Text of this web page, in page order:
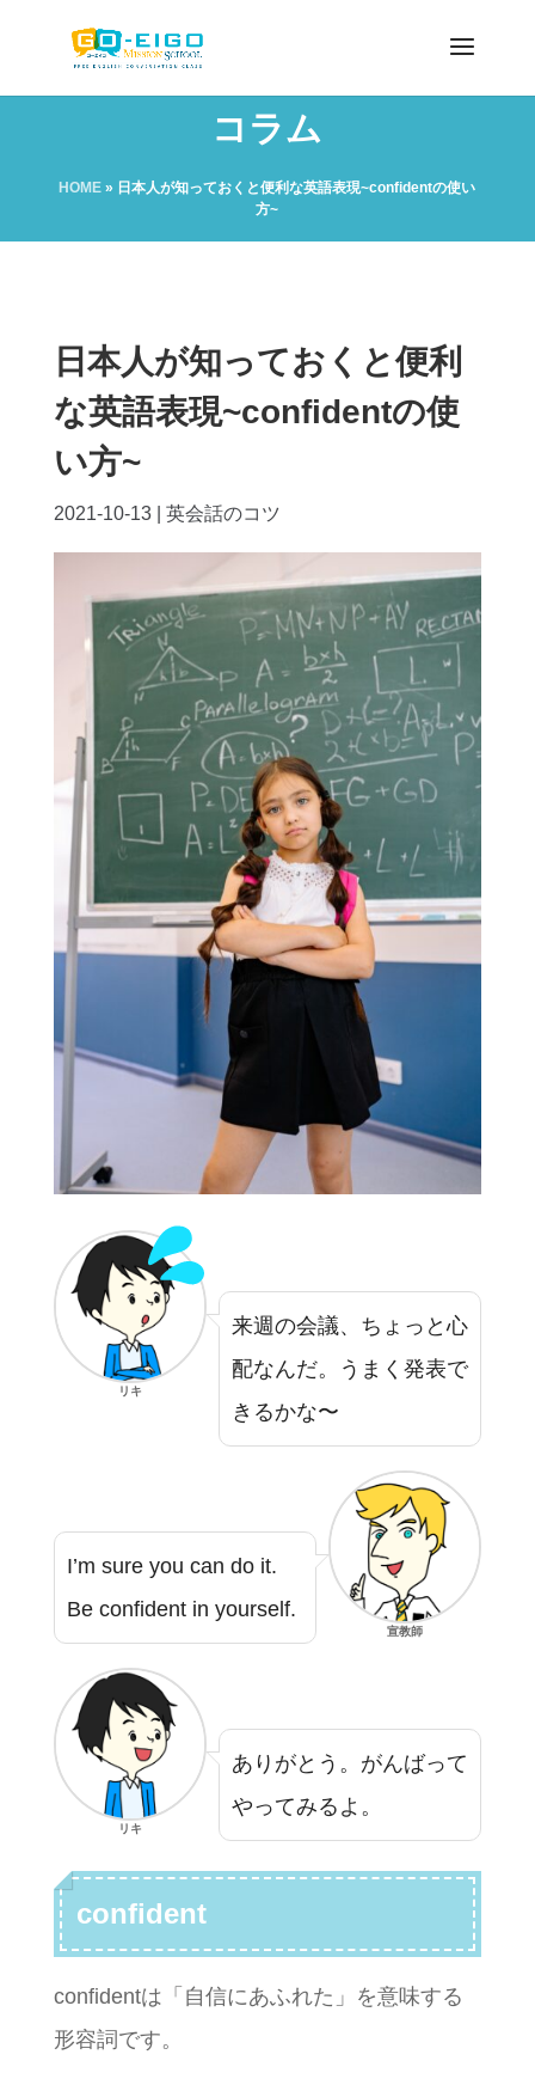
コラム
HOME » 日本人が知っておくと便利な英語表現~confidentの使い
方~
日本人が知っておくと便利
な英語表現~confidentの使
い方~
2021-10-13| 英会話のコツ
リキ
来週の会議、ちょっと心
配なんだ。うまく発表で
きるかな〜
I’m sure you can do it.
Be confident in yourself.
宣教師
リキ
ありがとう。がんばって
やってみるよ。
confident
confidentは「自信にあふれた」を意味する
形容詞です。